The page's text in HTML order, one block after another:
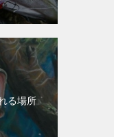
る場所